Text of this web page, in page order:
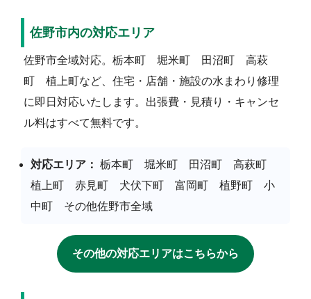
佐野市内の対応エリア
佐野市全域対応。栃本町 堀米町 田沼町 高萩
町 植上町など、住宅・店舗・施設の水まわり修理
に即日対応いたします。出張費・見積り・キャンセ
ル料はすべて無料です。
対応エリア： 栃本町 堀米町 田沼町 高萩町
植上町 赤見町 犬伏下町 富岡町 植野町 小
中町 その他佐野市全域
その他の対応エリアはこちらから